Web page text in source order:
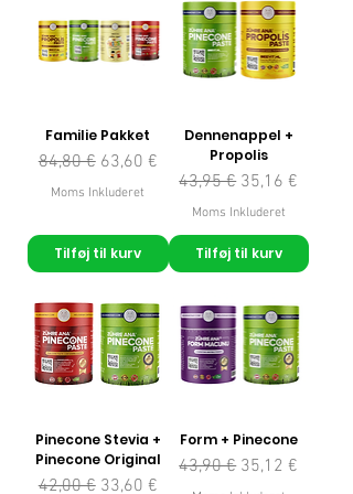
Familie Pakket
Regulær pris
84,80 € Salgspris
63,60 €
Moms Inkluderet
Tilføj til kurv
Dennenappel +
Propolis
Regulær pris
43,95 € Salgspris
35,16 €
Moms Inkluderet
Tilføj til kurv
Pinecone Stevia +
Pinecone Original
Regulær pris
42,00 € Salgspris
33,60 €
Form + Pinecone
Regulær pris
43,90 € Salgspris
35,12 €